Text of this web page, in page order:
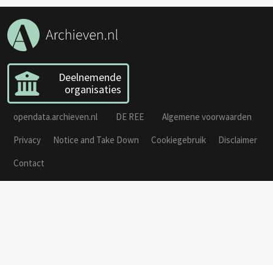
Deelnemende
organisaties
opendata.archieven.nl DE REE
Algemene voorwaarden
Privacy
Notice and Take Down Cookiegebruik
Disclaimer
Contact